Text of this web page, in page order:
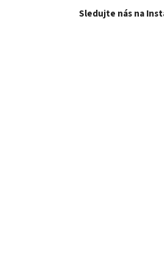
Sledujte nás na